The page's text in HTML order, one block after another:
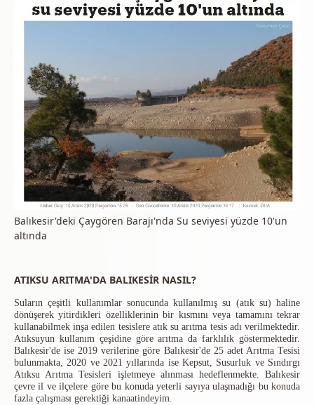
Balıkesir'deki Çaygören Barajı'nda Su seviyesi yüzde 10'un
altında
ATIKSU ARITMA'DA BALIKESİR NASIL?
Suların çeşitli kullanımlar sonucunda kullanılmış su (atık su) haline
dönüşerek yitirdikleri özelliklerinin bir kısmını veya tamamını tekrar
kullanabilmek inşa edilen tesislere atık su arıtma tesis adı verilmektedir.
Atıksuyun kullanım çeşidine göre arıtma da farklılık göstermektedir.
Balıkesir'de ise 2019 verilerine göre Balıkesir'de 25 adet Arıtma Tesisi
bulunmakta, 2020 ve 2021 yıllarında ise Kepsut, Susurluk ve Sındırgı
Atıksu Arıtma Tesisleri işletmeye alınması hedeflenmekte. Balıkesir
çevre il ve ilçelere göre bu konuda yeterli sayıya ulaşmadığı bu konuda
fazla çalışması gerektiği kanaatindeyim.